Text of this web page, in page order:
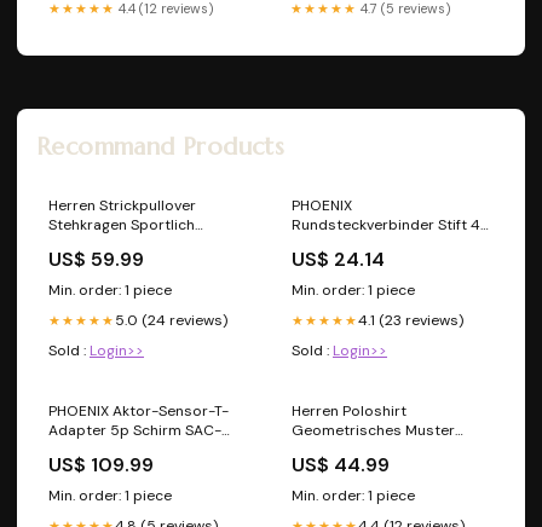
★★★★★ 4.4 (12 reviews) ★★★★★ 4.7 (5 reviews)
Recommand Products
Herren Strickpullover
Stehkragen Sportlich
US$ 59.99
Min. order: 1 piece
★★★★★ 5.0 (24 reviews)
Sold : Login>>
PHOENIX
Rundsteckverbinder Stift 4A
0,14-0,75qmm
FischerZander
US$ 24.14
Min. order: 1 piece
★★★★★4.1 (23 reviews)
Sold : Login>>
PHOENIX Aktor-Sensor-T-
Adapter 5p Schirm SAC-
männlich (male)/ Fluchtweg-
US$ 109.99
Min. order: 1 piece
Herren Poloshirt
Geometrisches Muster
Bohemian Fashion
US$ 44.99
Min. order: 1 piece